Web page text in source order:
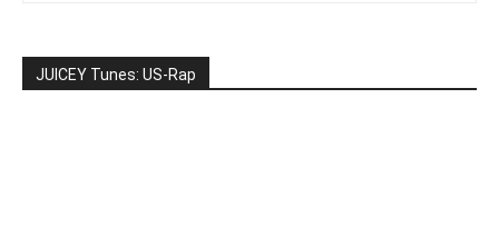
JUICEY Tunes: US-Rap